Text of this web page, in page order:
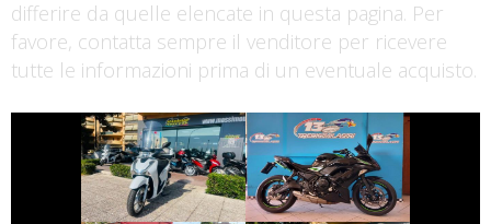
differire da quelle elencate in questa pagina. Per
favore, contatta sempre il venditore per ricevere
tutte le informazioni prima di un eventuale acquisto.
HONDA SH
KAWASAKI
NINJA-650
€ 2.150 € € 2.990 €